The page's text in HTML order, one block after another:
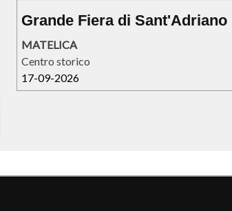
Grande Fiera di Sant'Adriano
MATELICA
Centro storico
17-09-2026